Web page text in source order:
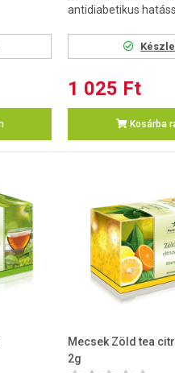
antidiabetikus
1 025 Ft
Kosárba
Mecsek Zöld tea
2g